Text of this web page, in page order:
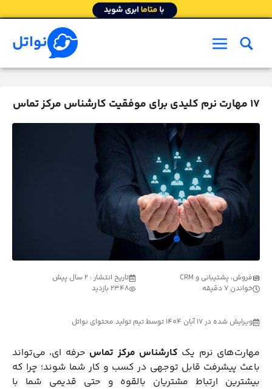
به
محتوا
نواتل فهرست
17 مهارت نرم کلیدی برای موفقیت کارشناس مرکز تماس
فروش، پشتیبانی و CRM
تاریخ انتشار : 2 سال پیش
خواندن 7 دقیقه
2348 بازدید
ویرایش شده در 17 آبان 1404 توسط تیم تولید محتوای نواتل
مهارت‌های نرم یک کارشناس مرکز تماس حرفه ای، می‌تواند
باعث پیشرفت قابل توجهی در کسب و کار شما شوند؛ چرا که
بیشترین ارتباط مشتریان بالقوه و حتی قدیمی شما با